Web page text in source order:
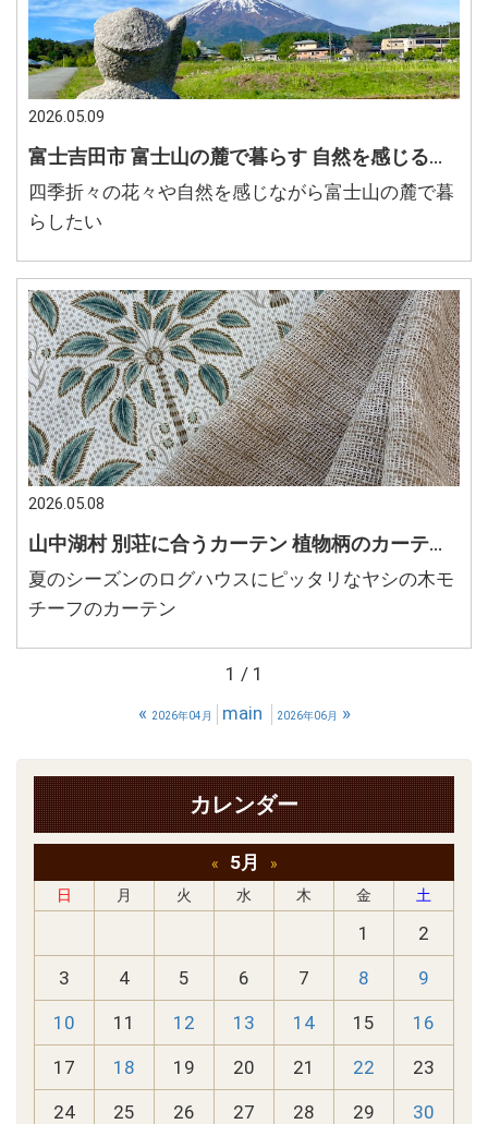
2026.05.09
富士吉田市 富士山の麓で暮らす 自然を感じる暮らし 憧れの別荘ライフで自然を満喫したい
四季折々の花々や自然を感じながら富士山の麓で暮
らしたい
2026.05.08
山中湖村 別荘に合うカーテン 植物柄のカーテン 夏らしいインテリアコーディネート
夏のシーズンのログハウスにピッタリなヤシの木モ
チーフのカーテン
1 / 1
« 2026年04月 main 2026年06月 »
カレンダー
« 5月
»
日
月 火 水 木 金 土
1 2
3 4 5 6 7 8 9
10 11 12 13 14 15 16
17 18 19 20 21 22 23
24 25 26 27 28 29 30